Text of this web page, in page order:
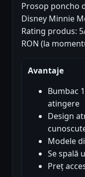
Prosop poncho
Disney Minnie
Rating produs:
RON (la
Avantaje
Bumbac
atingere
Design
Modele
Se spală
Preț